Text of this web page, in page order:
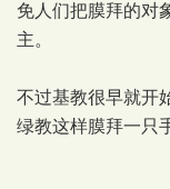
免人们把膜拜的对
主。
不过基教很早就开
绿教这样膜拜一只